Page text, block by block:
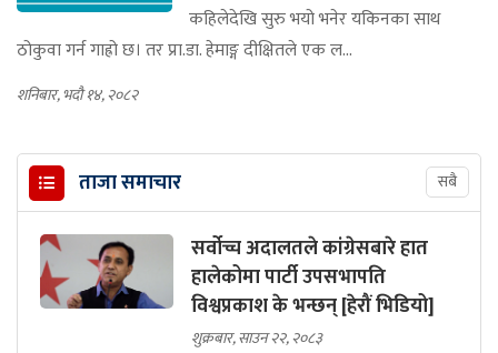
कहिलेदेखि सुरु भयो भनेर यकिनका साथ
ठोकुवा गर्न गाह्रो छ। तर प्रा.डा. हेमाङ्ग दीक्षितले एक ल...
शनिबार, भदौ १४, २०८२
ताजा समाचार सबै
सर्वोच्च अदालतले कांग्रेसबारे हात
हालेकोमा पार्टी उपसभापति
विश्वप्रकाश के भन्छन् [हेरौं भिडियो]
शुक्रबार, साउन २२, २०८३